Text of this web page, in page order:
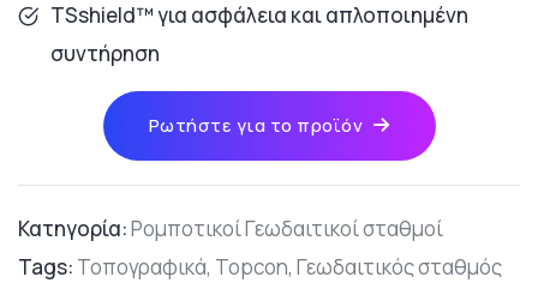
TSshield™ για ασφάλεια και απλοποιημένη
συντήρηση
Ρωτήστε για το προϊόν
Κατηγορία:Ρομποτικοί Γεωδαιτικοί σταθμοί
Tags: Τοπογραφικά, Topcon, Γεωδαιτικός σταθμός